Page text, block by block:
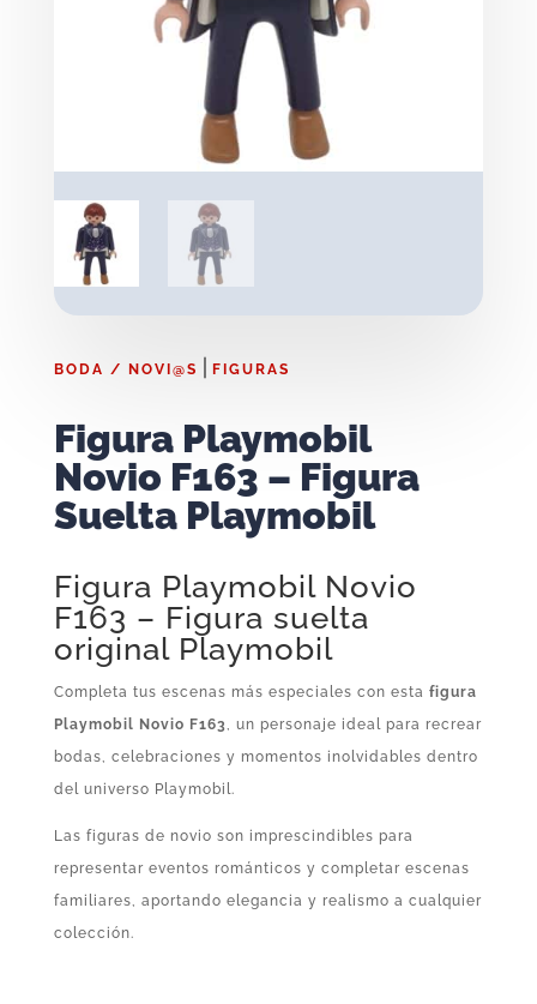
BODA / NOVI@S FIGURAS
Figura Playmobil
Novio F163 – Figura
Suelta Playmobil
Figura Playmobil Novio
F163 – Figura suelta
original Playmobil
Completa tus escenas más especiales con esta figura
Playmobil Novio F163
, un personaje ideal para recrear
bodas, celebraciones y momentos inolvidables dentro
del universo Playmobil.
Las figuras de novio son imprescindibles para
representar eventos románticos y completar escenas
familiares, aportando elegancia y realismo a cualquier
colección.